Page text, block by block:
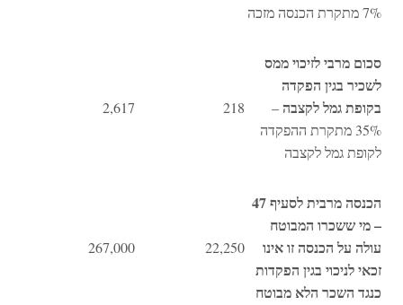
7% מתקרת הכנסה מזכה
סכום מרבי לזיכוי ממס
לשכיר בגין הפקדה
בקופת גמל לקצבה–
35% מתקרת ההפקדה
לקופת גמל לקצבה
218
2,617
הכנסה מרבית לסעיף 47
– מי ששכרו המבוטח
עולה על הכנסה זו אינו
זכאי לניכוי בגין הפקדות
כנגד השכר הלא מבוטח
22,250
267,000